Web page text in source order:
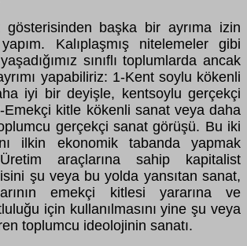
gösterisinden başka bir ayrıma izin
Kalıplaşmış nitelemeler gibi
sınıflı toplumlarda ancak
yapabiliriz: 1-Kent soylu kökenli
iyi bir deyişle, kentsoylu gerçekçi
Emekçi kitle kökenli sanat veya daha
gerçekçi sanat görüşü. Bu iki
ilkin ekonomik tabanda yapmak
araçlarına sahip kapitalist
şu veya bu yolda yansıtan sanat,
emekçi kitlesi yararına ve
için kullanılmasını yine şu veya
toplumcu ideolojinin sanatı.